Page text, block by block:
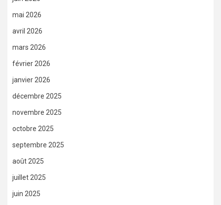
mai 2026
avril 2026
mars 2026
février 2026
janvier 2026
décembre 2025
novembre 2025
octobre 2025
septembre 2025
août 2025
juillet 2025
juin 2025